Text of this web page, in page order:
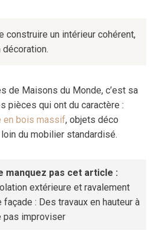
construire un intérieur cohérent,
de Maisons du Monde, c’est sa
pièces qui ont du caractère :
en bois massif, objets déco
du mobilier standardisé.
manquez pas cet article :
extérieure et ravalement
façade : Des travaux en hauteur à
pas improviser